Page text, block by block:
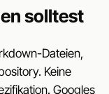
solltest
Dateien,
Keine
Googles